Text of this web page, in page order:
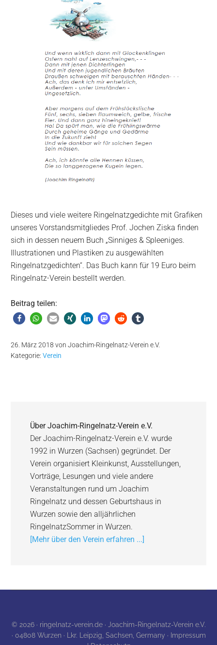
Dieses und viele weitere Ringelnatzgedichte mit Grafiken
unseres Vorstandsmitgliedes Prof. Jochen Ziska finden
sich in dessen neuem Buch „Sinniges & Spleeniges.
Illustrationen und Plastiken zu ausgewählten
Ringelnatzgedichten“. Das Buch kann für 19 Euro beim
Ringelnatz-Verein bestellt werden.
Beitrag teilen:
26. März 2018 vonJoachim-Ringelnatz-Verein e.V.
Kategorie:Verein
ÜberJoachim-Ringelnatz-Verein e.V.
Der Joachim-Ringelnatz-Verein e.V. wurde
1992 in Wurzen (Sachsen) gegründet. Der
Verein organisiert Kleinkunst, Ausstellungen,
Vorträge, Lesungen und viele andere
Veranstaltungen rund um Joachim
Ringelnatz und dessen Geburtshaus in
Wurzen sowie den alljährlichen
RingelnatzSommer in Wurzen.
[Mehr über den Verein erfahren ...]
© 2026 · ringelnatz-verein.de · Joachim-Ringelnatz-Verein e.V.
· 04808 Wurzen · Lkr. Leipzig, Sachsen, Germany · Impressum